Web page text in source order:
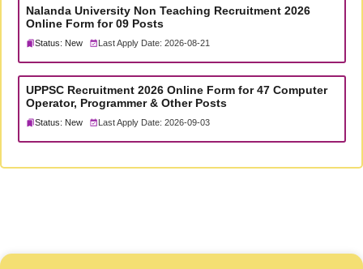
Nalanda University Non Teaching Recruitment 2026
Online Form for 09 Posts
Status: New Last Apply Date: 2026-08-21
UPPSC Recruitment 2026 Online Form for 47 Computer
Operator, Programmer & Other Posts
Status: New Last Apply Date: 2026-09-03